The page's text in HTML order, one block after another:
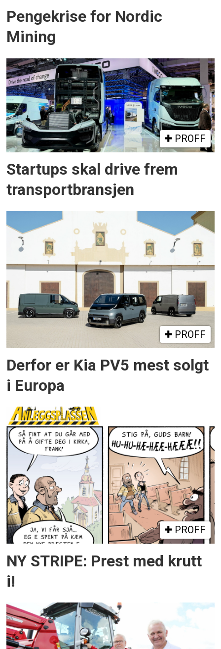
Pengekrise for Nordic
Mining
PROFF
Startups skal drive frem
transportbransjen
PROFF
Derfor er Kia PV5 mest solgt
i Europa
PROFF
NY STRIPE: Prest med krutt
i!